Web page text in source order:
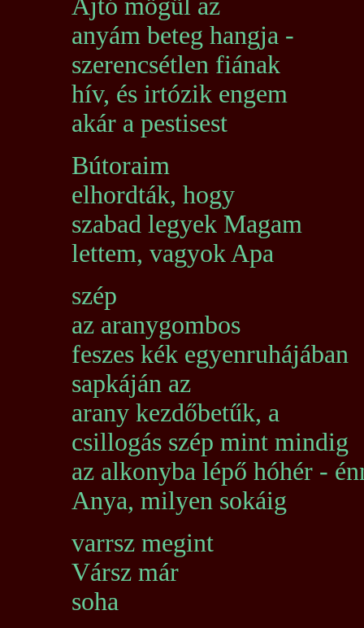
Ajtó mögül az
anyám beteg hangja -
szerencsétlen fiának
hív, és irtózik engem
akár a pestisest
Bútoraim
elhordták, hogy
szabad legyek Magam
lettem, vagyok Apa
szép
az aranygombos
feszes kék egyenruhájában
sapkáján az
arany kezdőbetűk, a
csillogás szép mint mindig
az alkonyba lépő hóhér -
Anya, milyen sokáig
varrsz megint
Vársz már
soha